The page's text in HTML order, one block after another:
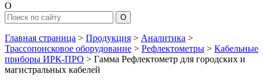
O
Главная страница > Продукция > Аналитика >
Трассопоисковое оборудование > Рефлектометры > Кабельные
приборы ИРК-ПРО > Гамма Рефлектометр для городских и
магистральных кабелей